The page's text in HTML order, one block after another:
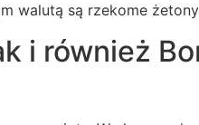
walutą są rzekome
i również